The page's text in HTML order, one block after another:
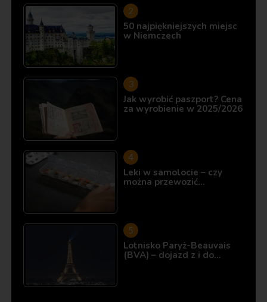
50 najpiękniejszych miejsc
w Niemczech
Jak wyrobić paszport? Cena
za wyrobienie w 2025/2026
Leki w samolocie – czy
można przewozić…
Lotnisko Paryż-Beauvais
(BVA) – dojazd z i do…